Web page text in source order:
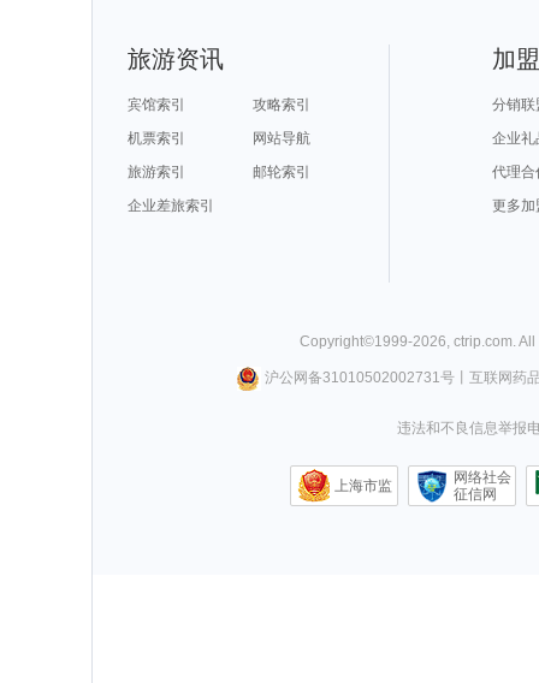
旅游资讯
宾馆索引
攻略索引
机票索引
网站导航
旅游索引
邮轮索引
企业差旅索引
加
分销联
企业礼
代理合
更多加
Copyright©1999-2026 ctrip.com .
沪公网备31010502002731号丨 互联网药
违法和不良信息举报
上海市监
网络社会
征信网